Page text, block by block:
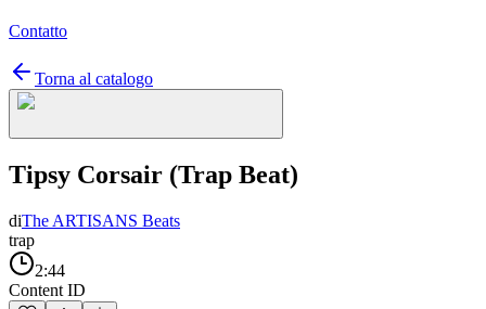
Contatto
Torna al catalogo
Tipsy Corsair (Trap Beat)
diThe ARTISANS Beats
trap
2:44
Content ID